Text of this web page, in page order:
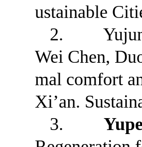
ustainable
2. Yujun
Wei Chen,
mal comfort
Xi’an.
3.